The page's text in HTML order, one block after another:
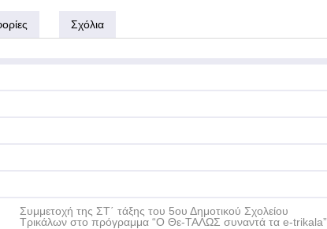
Σχόλια
Συμμετοχή της ΣΤ΄ τάξης του 5ου Δημοτικού Σχολείου
Τρικάλων στο πρόγραμμα “O Θε-ΤΑΛΩΣ συναντά τα e-trikala”